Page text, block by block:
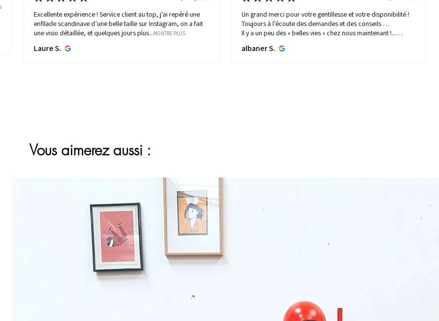
Excellente expérience ! Service client au top, j’ai repéré une
enfilade scandinave d’une belle taille sur Instagram, on a fait
une visio détaillée, et quelques jours plus...MONTRE PLUS
Laure S.
Un grand merci pour votre gentillesse et votre disponibilité !
Toujours à l’écoute des demandes et des conseils …
Il y a un peu des « belles vies » chez nous maintenant !...
albaner S.
Vous aimerez aussi :